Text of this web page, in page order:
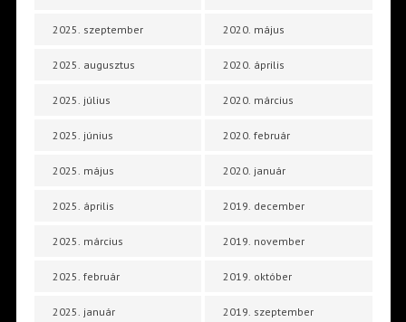
2025. szeptember
2025. augusztus
2025. július
2025. június
2025. május
2025. április
2025. március
2025. február
2025. január
2020. május
2020. április
2020. március
2020. február
2020. január
2019. december
2019. november
2019. október
2019. szeptember